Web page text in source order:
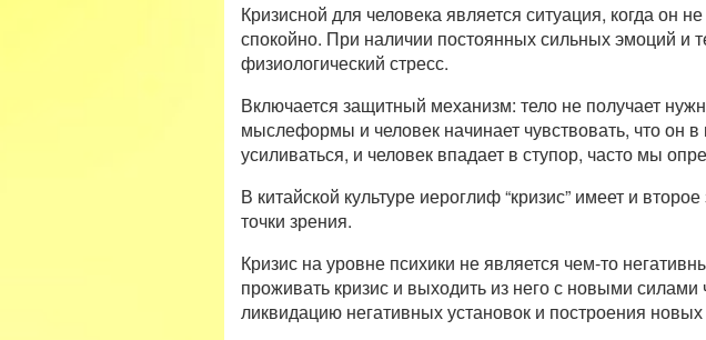
Кризисной для человека является ситуация, когда он
спокойно. При наличии постоянных сильных эмоций и
физиологический стресс.
Включается защитный механизм: тело не получает
мыслеформы и человек начинает чувствовать, что он в
усиливаться, и человек впадает в ступор, часто мы
В китайской культуре иероглиф “кризис” имеет и
точки зрения.
Кризис на уровне психики не является чем-то
проживать кризис и выходить из него с новыми
ликвидацию негативных установок и построения